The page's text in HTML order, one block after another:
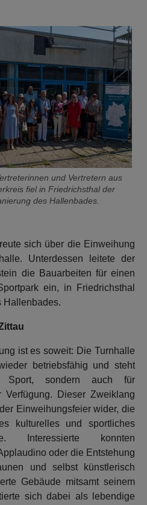
und Vertretern aus
fiel in Friedrichsthal der
des Hallenbades.
sich über die Einweihung
Unterdessen leitete der
die Bauarbeiten für einen
ein, in Friedrichsthal
Hallenbades.
ist es soweit: Die Turnhalle
betriebsfähig und steht
sondern auch für
Verfügung. Dieser Zweiklang
Einweihungsfeier wider, die
kulturelles und sportliches
Interessierte konnten
oder die Entstehung
und selbst künstlerisch
Gebäude mitsamt seinem
sich dabei als lebendige